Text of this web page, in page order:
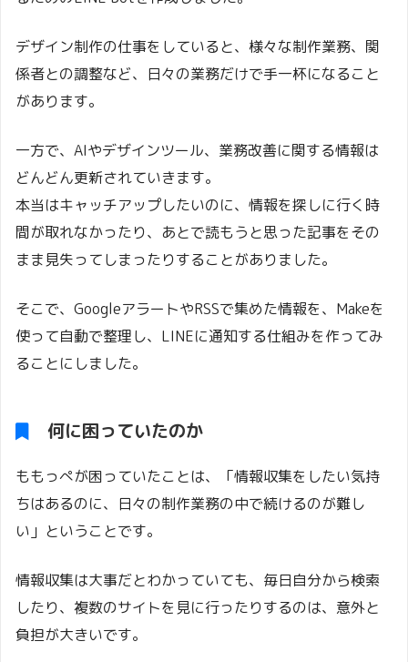
デザイン制作の仕事をしていると、様々な制作業務、関
係者との調整など、日々の業務だけで手一杯になること
があります。
一方で、AIやデザインツール、業務改善に関する情報は
どんどん更新されていきます。
本当はキャッチアップしたいのに、情報を探しに行く時
間が取れなかったり、あとで読もうと思った記事をその
まま見失ってしまったりすることがありました。
そこで、GoogleアラートやRSSで集めた情報を、Makeを
使って自動で整理し、LINEに通知する仕組みを作ってみ
ることにしました。
何に困っていたのか
ももっぺが困っていたことは、「情報収集をしたい気持
ちはあるのに、日々の制作業務の中で続けるのが難し
い」ということです。
情報収集は大事だとわかっていても、毎日自分から検索
したり、複数のサイトを見に行ったりするのは、意外と
負担が大きいです。